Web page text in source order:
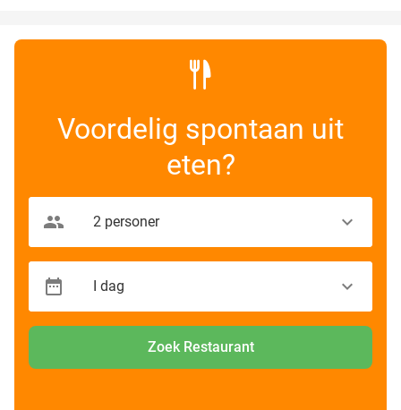
Voordelig spontaan uit
eten?
Zoek Restaurant